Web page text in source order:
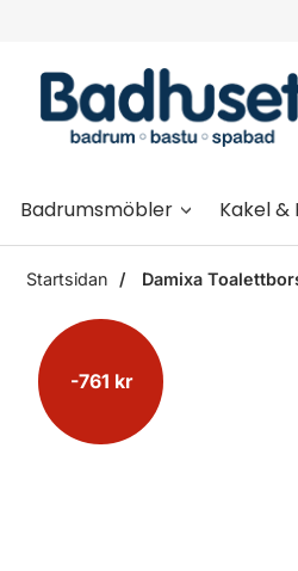
Badrumsmöbler Kakel &
Startsidan Damixa
-761 kr